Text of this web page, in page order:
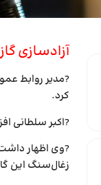
آزادسازی
?مدیر روابط
کرد.
?اکبر سلطانی
زغال‌سنگ این